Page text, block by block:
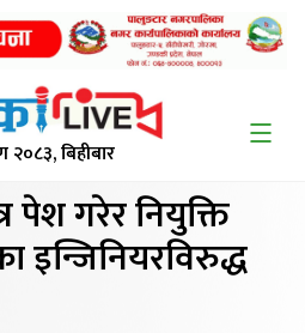
२०८३, बिहीबार
पेशगरेर नियुक्ति
इन्जिनियरविरुद्ध